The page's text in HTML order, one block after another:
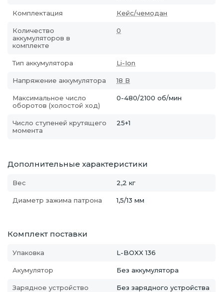
Комплектация Кейс/чемодан
Количество
аккумуляторов в
комплекте
0
Тип аккумулятора Li-Ion
Напряжение аккумулятора 18 В
Максимальное число
оборотов (холостой ход)
0-480/2100 об/мин
Число ступеней крутящего
момента
25+1
Дополнительные характеристики
Вес 2,2 кг
Диаметр зажима патрона 1,5/13 мм
Комплект поставки
Упаковка L-BOXX 136
Акумулятор Без аккумулятора
Зарядное устройство Без зарядного устройства